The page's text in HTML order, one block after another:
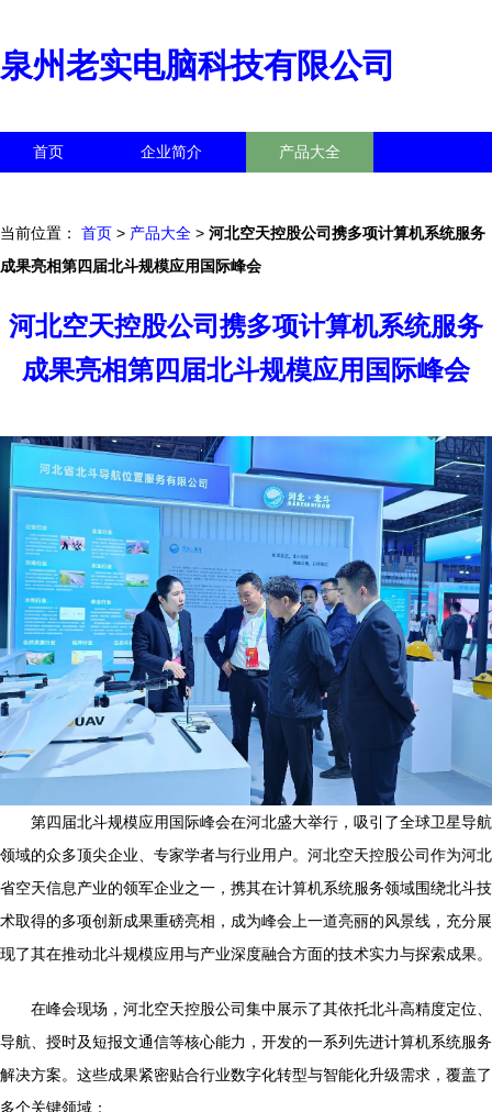
泉州老实电脑科技有限公司
首页 企业简介 产品大全
当前位置： 首页 > 产品大全 > 河北空天控股公司携多项计算机系统服务
成果亮相第四届北斗规模应用国际峰会
河北空天控股公司携多项计算机系统服务
成果亮相第四届北斗规模应用国际峰会
第四届北斗规模应用国际峰会在河北盛大举行，吸引了全球卫星导航
领域的众多顶尖企业、专家学者与行业用户。河北空天控股公司作为河北
省空天信息产业的领军企业之一，携其在计算机系统服务领域围绕北斗技
术取得的多项创新成果重磅亮相，成为峰会上一道亮丽的风景线，充分展
现了其在推动北斗规模应用与产业深度融合方面的技术实力与探索成果。
在峰会现场，河北空天控股公司集中展示了其依托北斗高精度定位、
导航、授时及短报文通信等核心能力，开发的一系列先进计算机系统服务
解决方案。这些成果紧密贴合行业数字化转型与智能化升级需求，覆盖了
多个关键领域：